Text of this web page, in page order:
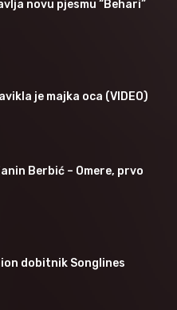
novu pjesmu “Behari”
je majka oca (VIDEO)
Berbić – Omere, prvo
dobitnik Songlines